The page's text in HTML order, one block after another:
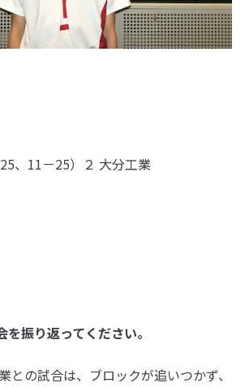
、11－25）２ 大分工業
振り返ってください。
との試合は、ブロックが追いつかず、